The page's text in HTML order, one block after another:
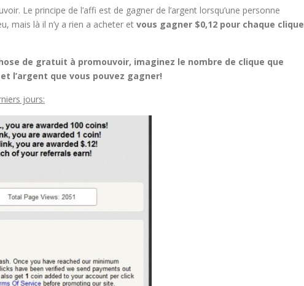
Le principe de l’affi est de gagner de l’argent lorsqu’une personne
mais là il n’y a rien a acheter et vous gagner $0,12 pour chaque clique
de gratuit à promouvoir, imaginez le nombre de clique que
l’argent que vous pouvez gagner!
jours: